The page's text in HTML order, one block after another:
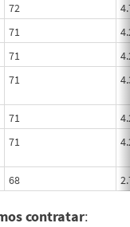
72
71
71
71
71
71
68
contratar: